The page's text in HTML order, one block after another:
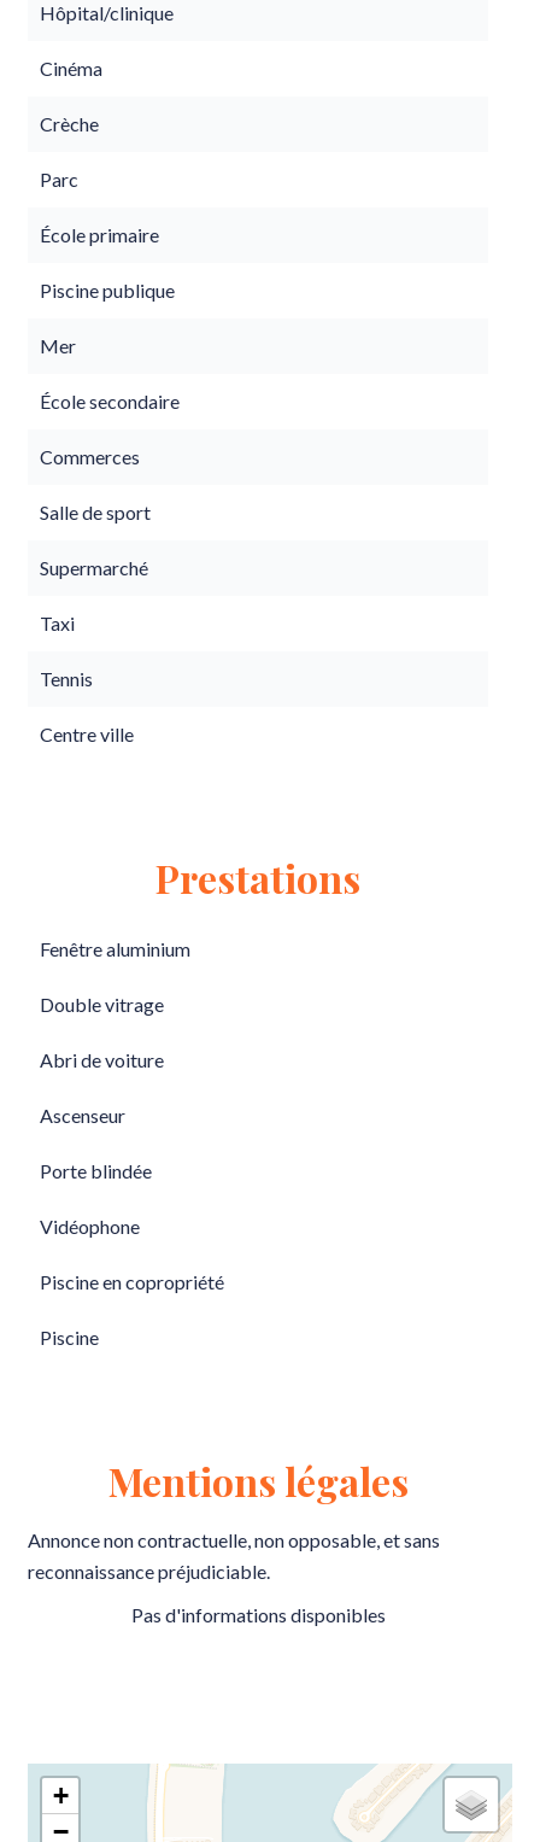
Hôpital/clinique
Cinéma
Crèche
Parc
École primaire
Piscine publique
Mer
École secondaire
Commerces
Salle de sport
Supermarché
Taxi
Tennis
Centre ville
Prestations
Fenêtre aluminium
Double vitrage
Abri de voiture
Ascenseur
Porte blindée
Vidéophone
Piscine en copropriété
Piscine
Mentions légales
Annonce non contractuelle, non opposable, et sans
reconnaissance préjudiciable.
Pas d'informations disponibles
+
−